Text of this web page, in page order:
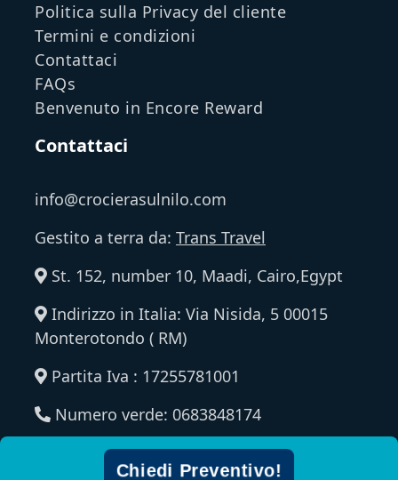
Chiedi Preventivo!
Politica sulla Privacy del cliente
Termini e condizioni
Contattaci
FAQs
Benvenuto in Encore Reward
Contattaci
info@crocierasulnilo.com
Gestito a terra da: Trans Travel
St. 152, number 10, Maadi, Cairo,Egypt
Indirizzo in Italia: Via Nisida, 5 00015
Monterotondo ( RM)
Partita Iva : 17255781001
Numero verde: 0683848174